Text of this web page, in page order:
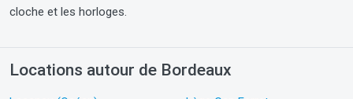
cloche et les horloges.
Locations autour de Bordeaux